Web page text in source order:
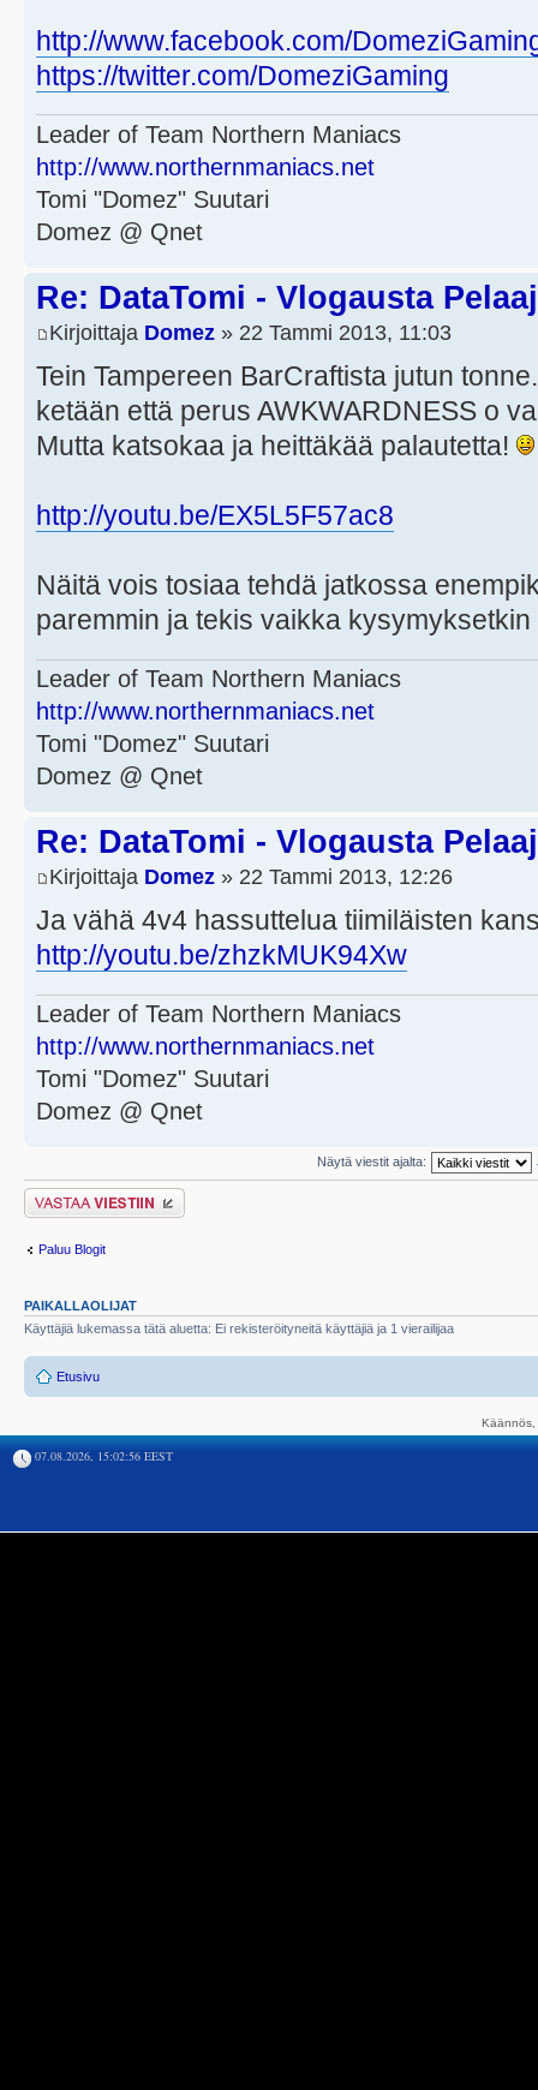
http://www.facebook.com/
https://twitter.com/DomeziGaming
Leader of Team Northern Maniacs
http://www.northernmaniacs.net
Tomi "Domez" Suutari
Domez @ Qnet
Re: DataTomi - Vlogausta
Kirjoittaja Domez » 22 Tammi 2013, 11:03
Tein Tampereen BarCraftista jutun
ketään että perus AWKWARDNESS o
Mutta katsokaa ja heittäkää palautetta!
http://youtu.be/EX5L5F57ac8
Näitä vois tosiaa tehdä jatkossa
paremmin ja tekis vaikka
Leader of Team Northern Maniacs
http://www.northernmaniacs.net
Tomi "Domez" Suutari
Domez @ Qnet
Re: DataTomi - Vlogausta
Kirjoittaja Domez » 22 Tammi 2013, 12:26
Ja vähä 4v4 hassuttelua tiimiläisten
http://youtu.be/zhzkMUK94Xw
Leader of Team Northern Maniacs
http://www.northernmaniacs.net
Tomi "Domez" Suutari
Domez @ Qnet
Näytä viestit ajalta:
Lähetä vastaus
Paluu Blogit
PAIKALLAOLIJAT
Käyttäjiä lukemassa tätä aluetta: Ei rekisteröityneitä käyttäjiä ja 1 vierailijaa
Etusivu
07.08.2026, 15:02:56 EEST